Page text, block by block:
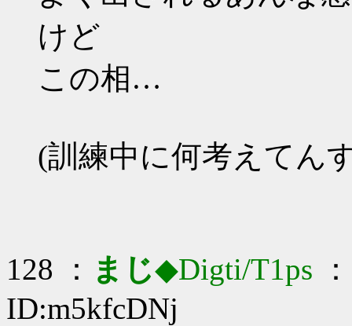
けど
この相…
(訓練中に何考えてん
128 ： まじ◆Digti/T1ps
ID:m5kfcDNj